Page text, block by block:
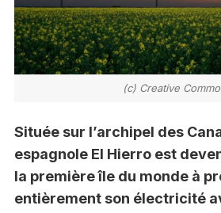
(c) Creative
Située sur l’archipel des
espagnole El Hierro est
la première île du monde à
entièrement son électricité